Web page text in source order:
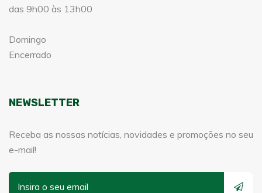
das 9h00 às 13h00
Domingo
Encerrado
NEWSLETTER
Receba as nossas notícias, novidades e promoções no seu
e-mail!